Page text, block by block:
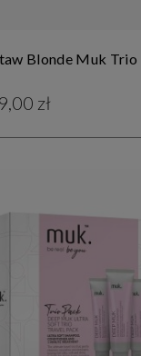
Blonde Muk Trio
zł